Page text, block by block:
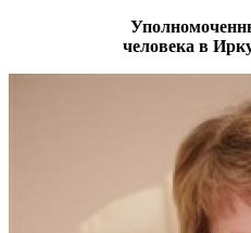
человека в